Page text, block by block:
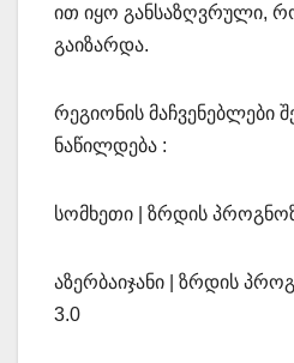
ით იყო განსაზღვრული,
გაიზარდა.
რეგიონის მაჩვენებლები
ნაწილდება :
სომხეთი | ზრდის
აზერბაიჯანი | ზრდის
3.0